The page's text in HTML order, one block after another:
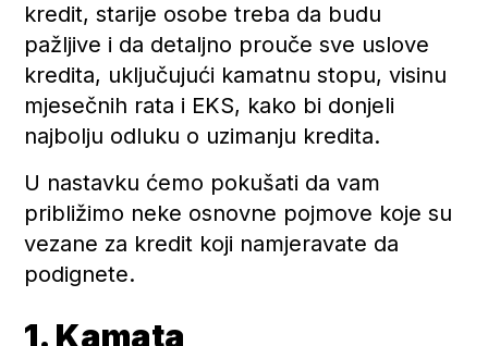
kredit, starije osobe treba da budu
pažljive i da detaljno prouče sve uslove
kredita, uključujući kamatnu stopu, visinu
mjesečnih rata i EKS, kako bi donjeli
najbolju odluku o uzimanju kredita.
U nastavku ćemo pokušati da vam
približimo neke osnovne pojmove koje su
vezane za kredit koji namjeravate da
podignete.
1. Kamata